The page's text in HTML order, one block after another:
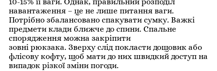
10-15% її ваги. Однак, правильний розподіл
навантаження – це не лише питання ваги.
Потрібно збалансовано спакувати сумку. Важкі
предмети клади ближче до спини. Спальне
спорядження можна закріпити
зовні рюкзака. Зверху слід покласти дощовик або
флісову кофту, щоб мати до них швидкий доступ на
випадок різкої зміни погоди.